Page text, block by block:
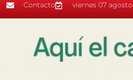
Contacto viernes 07